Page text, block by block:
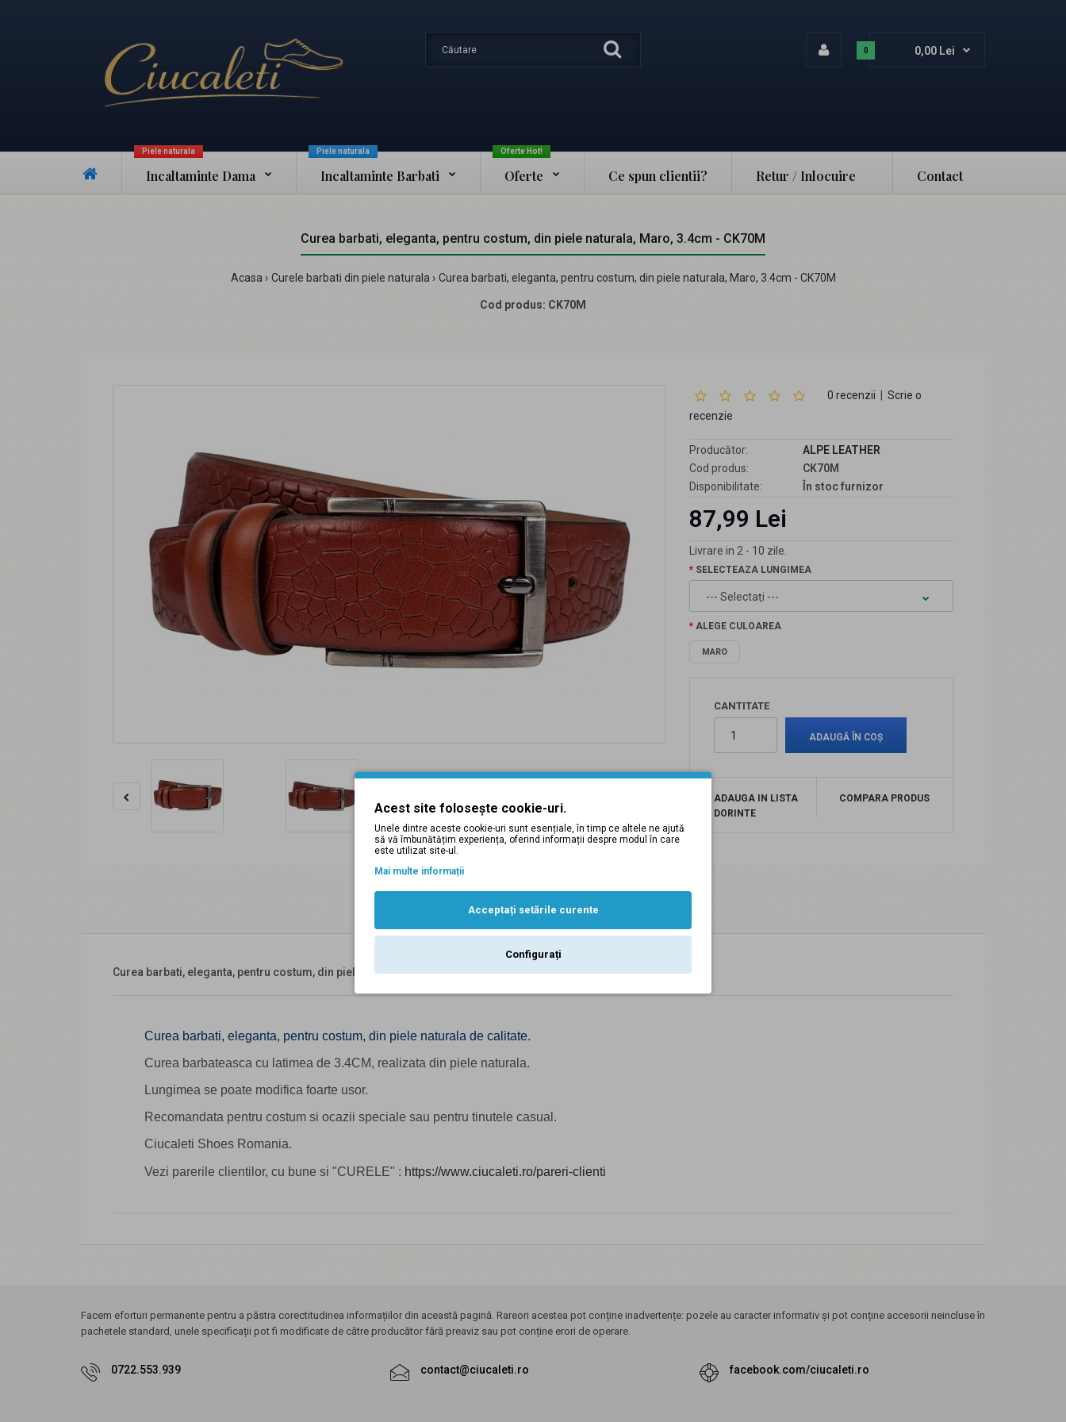
Acest site folosește cookie-uri.
Unele dintre aceste cookie-uri sunt esențiale, în timp ce altele ne ajută
să vă îmbunătățim experiența, oferind informații despre modul în care
este utilizat site-ul.
Mai multe informații
Acceptați setările curente
Configurați
0 0,00 Lei
Incaltaminte Dama
Piele naturala
Incaltaminte Barbati
Piele naturala
Oferte
Oferte Hot!
Ce spun clientii? Retur / Inlocuire Contact
Curea barbati, eleganta, pentru costum, din piele naturala, Maro, 3.4cm - CK70M
Acasa Curele barbati din piele naturala Curea barbati, eleganta, pentru costum, din piele naturala, Maro, 3.4cm - CK70M
Cod produs: CK70M
0 recenzii
Scrie o
recenzie
Producător:
ALPE LEATHER
Cod produs:
CK70M
Disponibilitate:
În stoc furnizor
87,99 Lei
Livrare in 2 - 10 zile.
SELECTEAZA LUNGIMEA
ALEGE CULOAREA
MARO
CANTITATE
ADAUGA IN LISTA
DORINTE
COMPARA PRODUS
Tabel Marimi Recenzii (0)
Curea barbati, eleganta, pentru costum, din piele naturala, Maro, 3.4cm - CK70M
Curea barbati, eleganta, pentru costum, din piele naturala de calitate.
Curea barbateasca cu latimea de 3.4CM, realizata din piele naturala.
Lungimea se poate modifica foarte usor.
Recomandata pentru costum si ocazii speciale sau pentru tinutele casual.
Ciucaleti Shoes Romania.
Vezi parerile clientilor, cu bune si "CURELE" : https://www.ciucaleti.ro/pareri-clienti
Facem eforturi permanente pentru a păstra corectitudinea informațiilor din această pagină. Rareori acestea pot conține inadvertențe: pozele au caracter informativ și pot conține accesorii neincluse în
pachetele standard, unele specificații pot fi modificate de către producător fără preaviz sau pot conține erori de operare.
0722.553.939 contact@ciucaleti.ro facebook.com/ciucaleti.ro